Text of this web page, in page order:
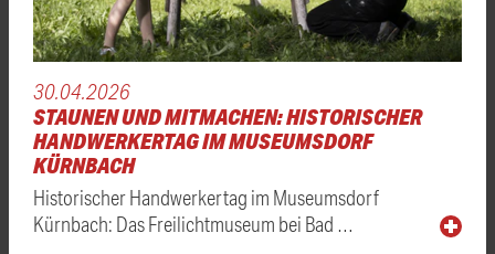
30.04.2026
STAUNEN UND MITMACHEN: HISTORISCHER
HANDWERKERTAG IM MUSEUMSDORF
KÜRNBACH
Historischer Handwerkertag im Museumsdorf
Kürnbach: Das Freilichtmuseum bei Bad …